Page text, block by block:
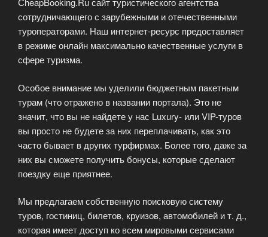
сотрудничающего с зарубежными и отечественными
туроператорами. Наш интернет-ресурс предоставляет
в режиме онлайн максимально качественные услуги в
сфере туризма.
Особое внимание мы уделили бюджетным пакетным
турам (что отражено в названии портала). Это не
значит, что вы не найдете у нас Luxury- или VIP-туров
вы просто не будете за них переплачивать, как это
часто бывает в других турфирмах. Более того, даже за
них вы сможете получить бонусы, которые сделают
поездку еще приятнее.
Мы предлагаем собственную поисковую систему
туров, гостиниц, билетов, круизов, автомобилей и т. д.,
которая имеет доступ ко всем мировыми сервисами